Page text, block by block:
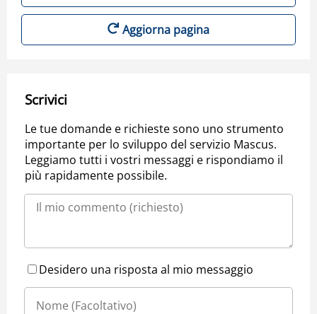
Aggiorna pagina
Scrivici
Le tue domande e richieste sono uno strumento
importante per lo sviluppo del servizio Mascus.
Leggiamo tutti i vostri messaggi e rispondiamo il
più rapidamente possibile.
Desidero una risposta al mio messaggio